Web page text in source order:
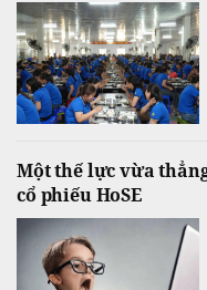
Một thế lực vừa
cổ phiếu HoSE